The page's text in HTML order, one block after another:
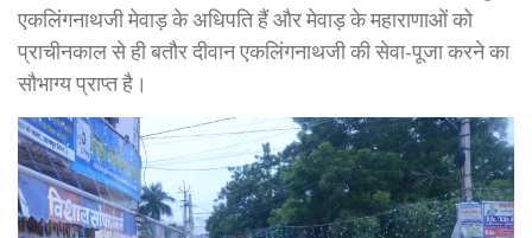
एकलिंगनाथजी मेवाड़ के अधिपति हैं और मेवाड़ के महाराणाओं को
प्राचीनकाल से ही बतौर दीवान एकलिंगनाथजी की सेवा-पूजा करने का
साैभाग्य प्राप्त है।